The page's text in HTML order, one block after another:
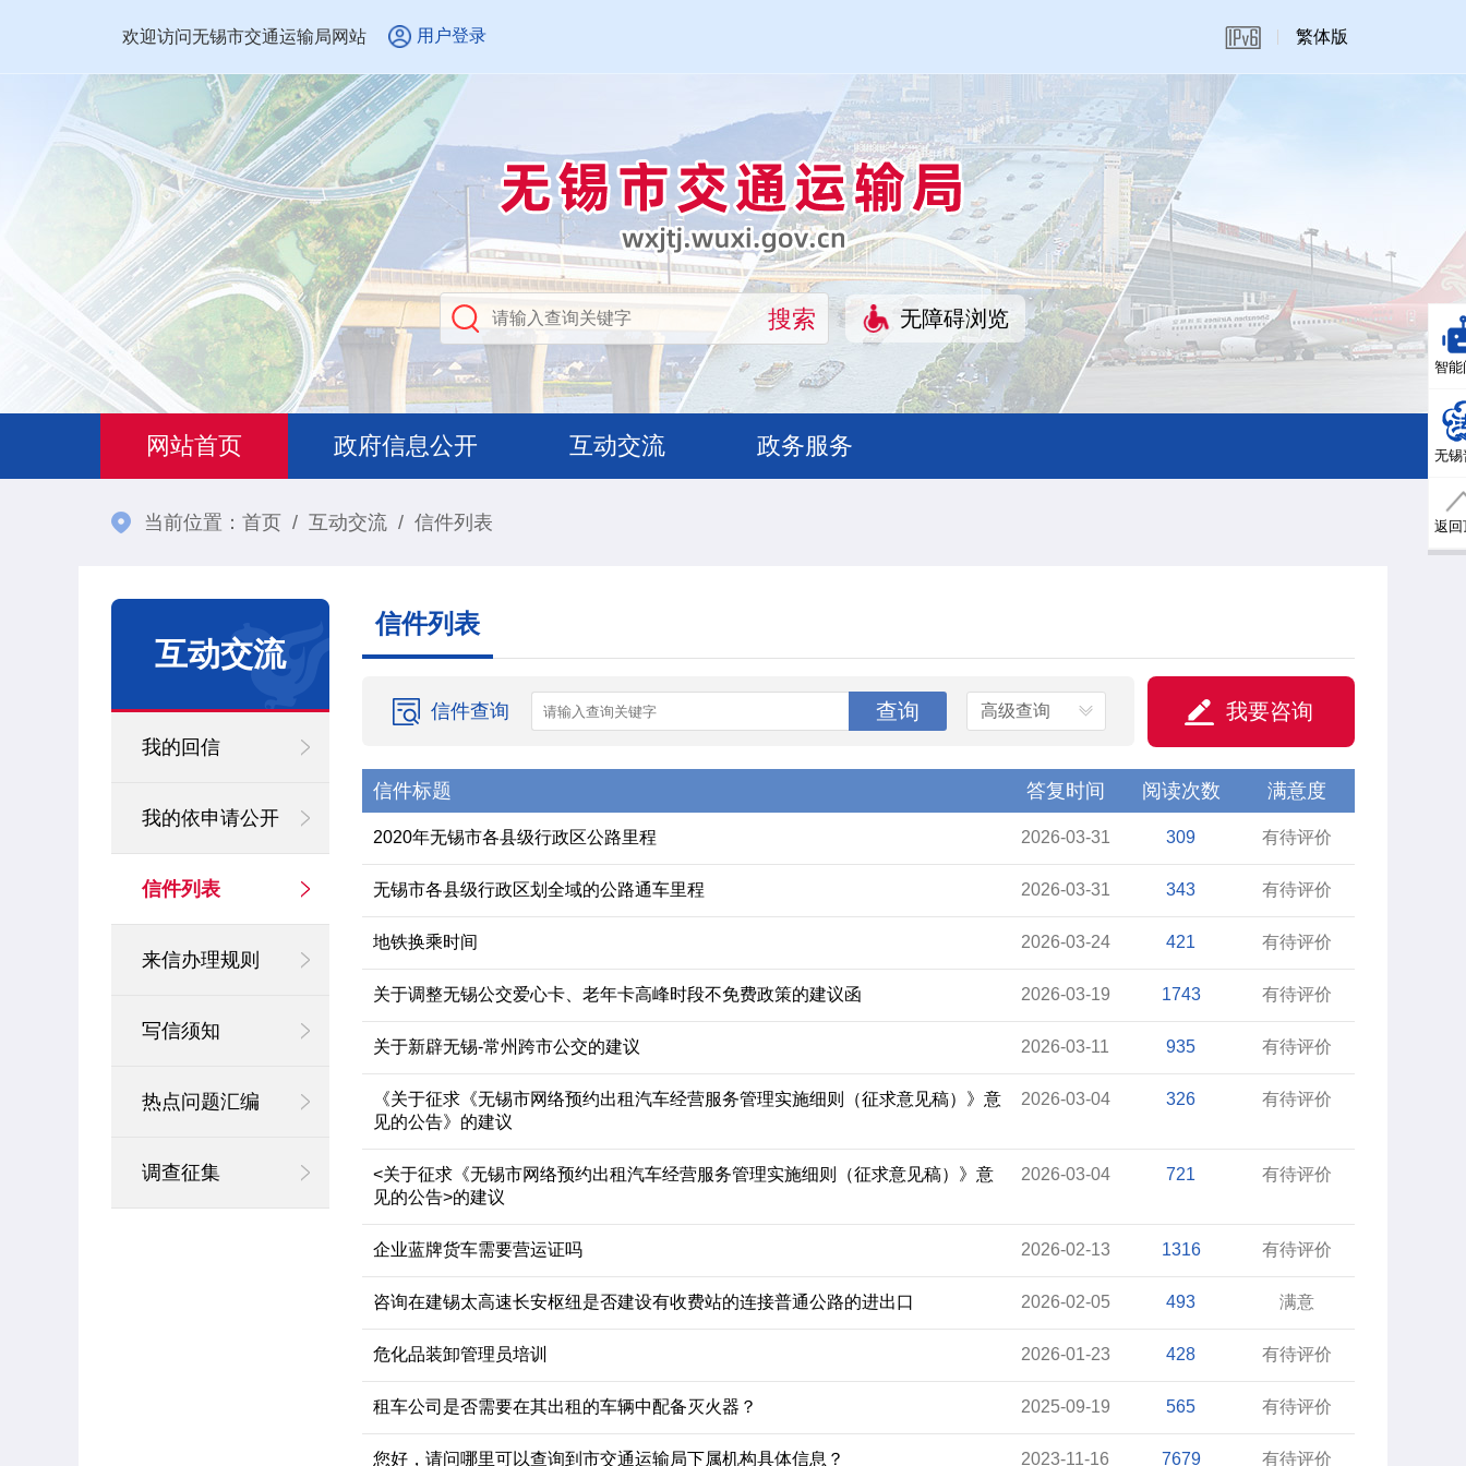
欢迎访问无锡市交通运输局网站 用户登录 繁体版
无障碍浏览
网站首页 政府信息公开 互动交流 政务服务
当前位置： 首页 / 互动交流 / 信件列表
互动交流
我的回信
我的依申请公开
信件列表
来信办理规则
写信须知
热点问题汇编
调查征集
信件列表
信件查询 高级查询 我要咨询
信件标题 答复时间 阅读次数 满意度
2020年无锡市各县级行政区公路里程 2026-03-31 309 有待评价
无锡市各县级行政区划全域的公路通车里程 2026-03-31 343 有待评价
地铁换乘时间 2026-03-24 421 有待评价
关于调整无锡公交爱心卡、老年卡高峰时段不免费政策的建议函 2026-03-19 1743 有待评价
关于新辟无锡-常州跨市公交的建议 2026-03-11 935 有待评价
《关于征求《无锡市网络预约出租汽车经营服务管理实施细则（征求意见稿）》意
见的公告》的建议
2026-03-04 326 有待评价
<关于征求《无锡市网络预约出租汽车经营服务管理实施细则（征求意见稿）》意
见的公告>的建议
2026-03-04 721 有待评价
企业蓝牌货车需要营运证吗 2026-02-13 1316 有待评价
咨询在建锡太高速长安枢纽是否建设有收费站的连接普通公路的进出口 2026-02-05 493 满意
危化品装卸管理员培训 2026-01-23 428 有待评价
租车公司是否需要在其出租的车辆中配备灭火器？ 2025-09-19 565 有待评价
您好，请问哪里可以查询到市交通运输局下属机构具体信息？ 2023-11-16 7679 有待评价
智能
无锡
返回